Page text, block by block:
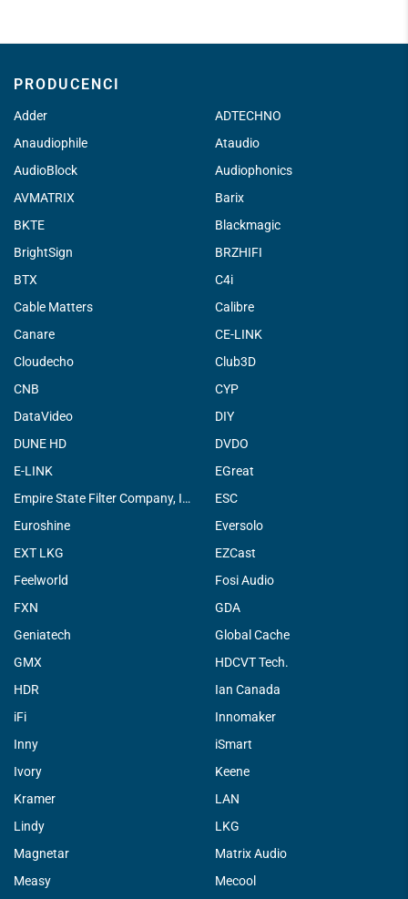
PRODUCENCI
Adder
ADTECHNO
Anaudiophile
Ataudio
AudioBlock
Audiophonics
AVMATRIX
Barix
BKTE
Blackmagic
BrightSign
BRZHIFI
BTX
C4i
Cable Matters
Calibre
Canare
CE-LINK
Cloudecho
Club3D
CNB
CYP
DataVideo
DIY
DUNE HD
DVDO
E-LINK
EGreat
Empire State Filter Company, INC.
ESC
Euroshine
Eversolo
EXT LKG
EZCast
Feelworld
Fosi Audio
FXN
GDA
Geniatech
Global Cache
GMX
HDCVT Tech.
HDR
Ian Canada
iFi
Innomaker
Inny
iSmart
Ivory
Keene
Kramer
LAN
Lindy
LKG
Magnetar
Matrix Audio
Measy
Mecool